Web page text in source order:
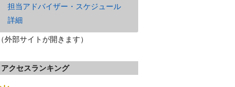
担当アドバイザー・スケジュール
詳細
（外部サイトが開きます）
アクセスランキング